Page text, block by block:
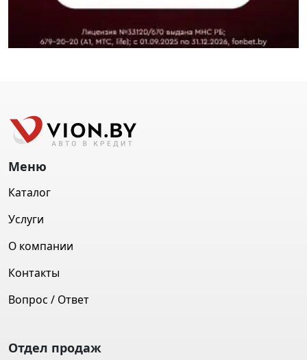
Меню
Каталог
Услуги
О компании
Контакты
Вопрос / Ответ
Отдел продаж